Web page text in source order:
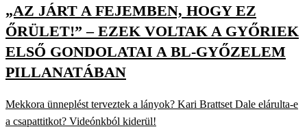
„AZ JÁRT A FEJEMBEN, HOGY EZ
ŐRÜLET!” – EZEK VOLTAK A GYŐRIEK
ELSŐ GONDOLATAI A BL-GYŐZELEM
PILLANATÁBAN
Mekkora ünneplést terveztek a lányok? Kari Brattset Dale elárulta-e
a csapattitkot? Videónkból kiderül!